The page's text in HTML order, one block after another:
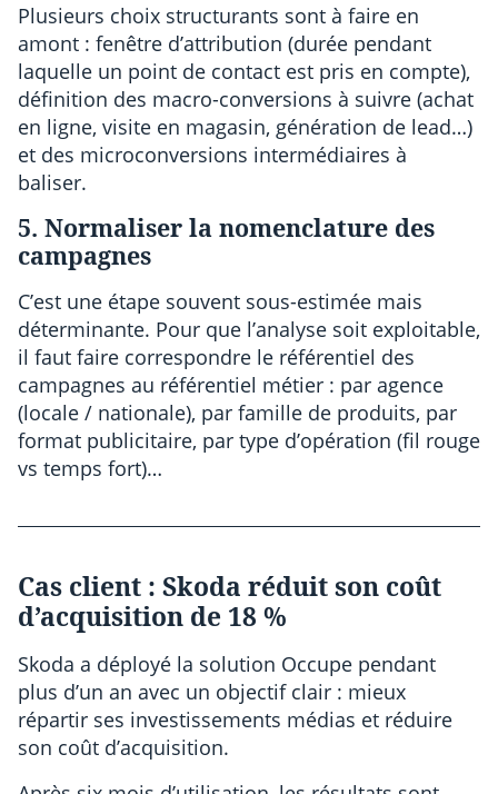
Plusieurs choix structurants sont à faire en
amont : fenêtre d’attribution (durée pendant
laquelle un point de contact est pris en compte),
définition des macro-conversions à suivre (achat
en ligne, visite en magasin, génération de lead…)
et des microconversions intermédiaires à
baliser.
5. Normaliser la nomenclature des
campagnes
C’est une étape souvent sous-estimée mais
déterminante. Pour que l’analyse soit exploitable,
il faut faire correspondre le référentiel des
campagnes au référentiel métier : par agence
(locale / nationale), par famille de produits, par
format publicitaire, par type d’opération (fil rouge
vs temps fort)…
Cas client : Skoda réduit son coût
d’acquisition de 18 %
Skoda a déployé la solution Occupe pendant
plus d’un an avec un objectif clair : mieux
répartir ses investissements médias et réduire
son coût d’acquisition.